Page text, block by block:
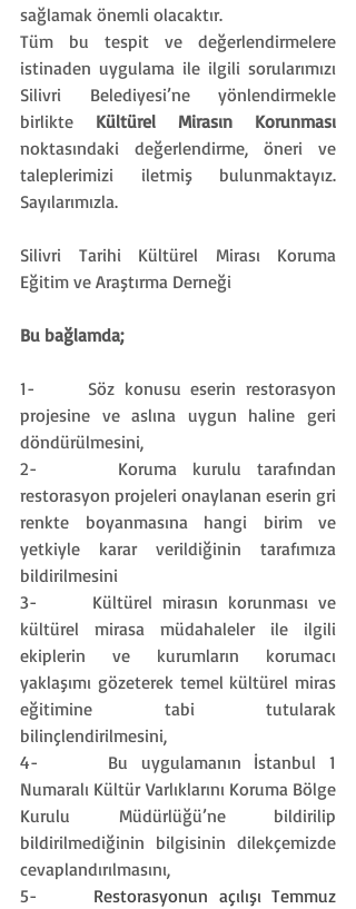
sağlamak önemli olacaktır.
Tüm bu tespit ve değerlendirmelere
istinaden uygulama ile ilgili sorularımızı
Silivri Belediyesi’ne yönlendirmekle
birlikte Kültürel Mirasın Korunması
noktasındaki değerlendirme, öneri ve
taleplerimizi iletmiş bulunmaktayız.
Sayılarımızla.
Silivri Tarihi Kültürel Mirası Koruma
Eğitim ve Araştırma Derneği
Bu bağlamda;
1- Söz konusu eserin restorasyon
projesine ve aslına uygun haline geri
döndürülmesini,
2- Koruma kurulu tarafından
restorasyon projeleri onaylanan eserin gri
renkte boyanmasına hangi birim ve
yetkiyle karar verildiğinin tarafımıza
bildirilmesini
3- Kültürel mirasın korunması ve
kültürel mirasa müdahaleler ile ilgili
ekiplerin ve kurumların korumacı
yaklaşımı gözeterek temel kültürel miras
eğitimine tabi tutularak
bilinçlendirilmesini,
4- Bu uygulamanın İstanbul 1
Numaralı Kültür Varlıklarını Koruma Bölge
Kurulu Müdürlüğü’ne bildirilip
bildirilmediğinin bilgisinin dilekçemizde
cevaplandırılmasını,
5- Restorasyonun açılışı Temmuz